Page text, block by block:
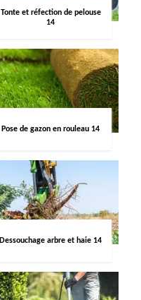
Tonte et réfection de pelouse
14
Pose de gazon en rouleau 14
Dessouchage arbre et haie 14